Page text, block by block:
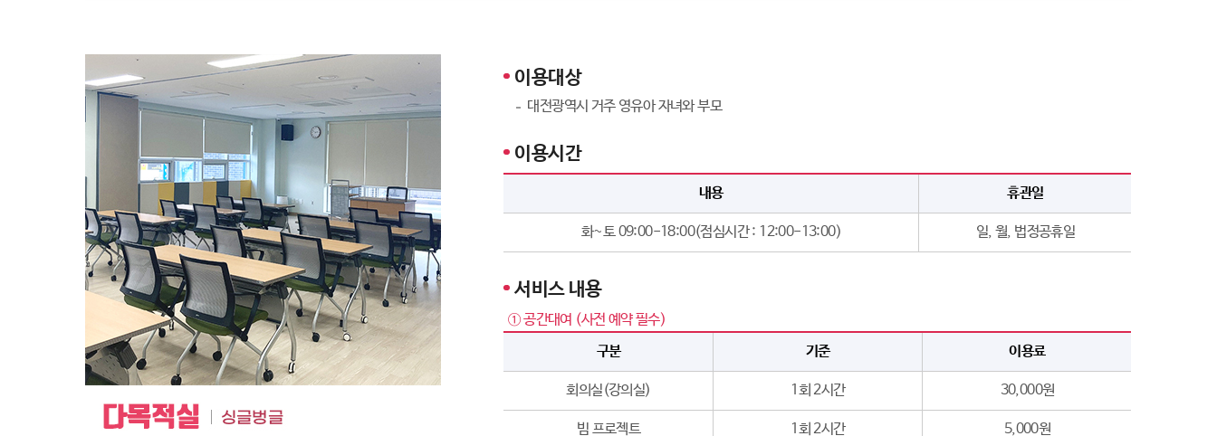
이용대상
대전광역시 거주 영유아 자녀와 부모
이용시간
내용 휴관일
화~토 09:00-18:00(점심시간 : 12:00-13:00) 일, 월, 법정공휴일
서비스 내용
① 공간대여 (사전 예약 필수)
구분
기준 이용료
회의실(강의실) 1회 2시간 30,000원
빔 프로젝트 1회 2시간 5,000원